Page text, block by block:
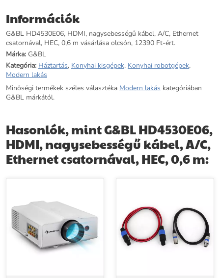
Információk
G&BL HD4530E06, HDMI, nagysebességű kábel, A/C, Ethernet
csatornával, HEC, 0,6 m vásárlása olcsón, 12390 Ft-ért.
Márka: G&BL
Kategória: Háztartás, Konyhai kisgépek, Konyhai robotgépek,
Modern lakás
Minőségi termékek széles választéka Modern lakás kategóriában
G&BL márkától.
Hasonlók, mint G&BL HD4530E06,
HDMI, nagysebességű kábel, A/C,
Ethernet csatornával, HEC, 0,6 m: